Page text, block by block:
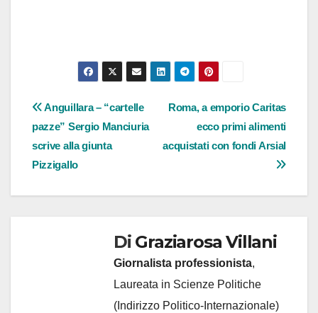
Navigazione
articoli
Roma, a emporio Caritas
ecco primi alimenti
acquistati con fondi Arsial
Anguillara – “cartelle
pazze” Sergio Manciuria
scrive alla giunta
Pizzigallo
Di Graziarosa Villani
Giornalista professionista,
Laureata in Scienze Politiche
(Indirizzo Politico-Internazionale)